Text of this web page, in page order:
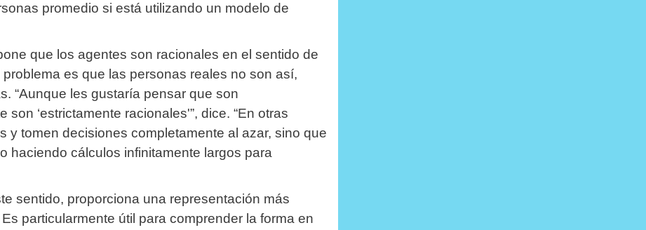
promedio si está utilizando un modelo de
que los agentes son racionales en el sentido de
problema es que las personas reales no son así,
“Aunque les gustaría pensar que son
‘estrictamente racionales'”, dice. “En otras
y tomen decisiones completamente al azar, sino que
haciendo cálculos infinitamente largos para
sentido, proporciona una representación más
Es particularmente útil para comprender la forma en